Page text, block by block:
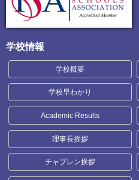
学校情報
学校概要
学校早わかり
Academic Results
理事長挨拶
チャプレン挨拶